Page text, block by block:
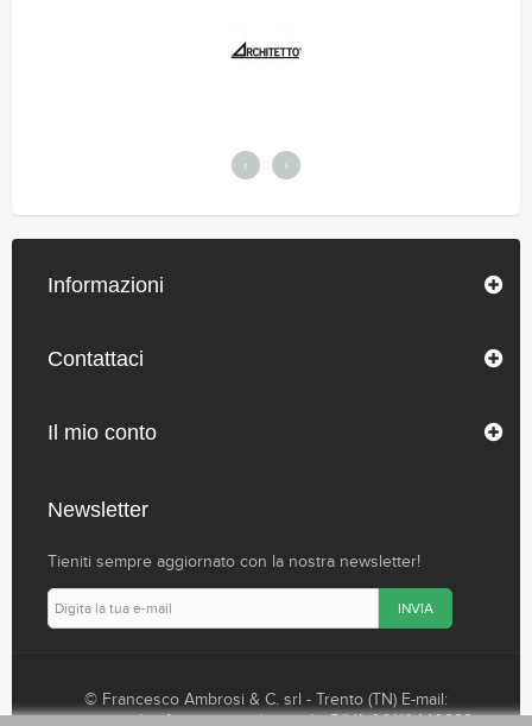
‹ ›
Informazioni
Contattaci
Il mio conto
Newsletter
Tieniti sempre aggiornato con la nostra newsletter!
INVIA
© Francesco Ambrosi & C. srl - Trento (TN) E-mail:
commerciale@francescoambrosisrl.itP.IVA 00110440229